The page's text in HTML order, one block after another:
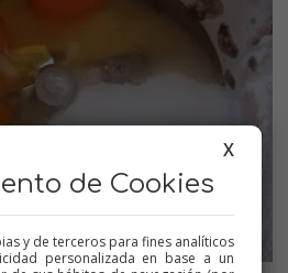
X
de Cookies
y de terceros para fines analíticos
personalizada en base a un